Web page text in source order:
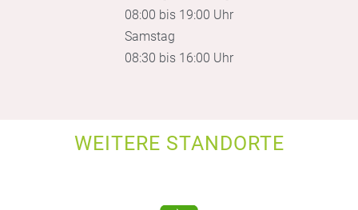
08:00 bis 19:00 Uhr
Samstag
08:30 bis 16:00 Uhr
WEITERE STANDORTE